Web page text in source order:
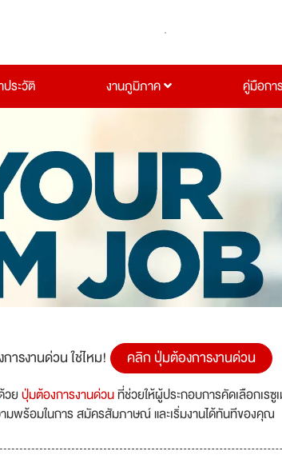
ระวัติ งานภูมิภาค คู่มือกา
ารงานด่วน ใช่ไหม! คลิก ปุ่มต้องการงานด่วน
วยปุ่มต้องการงานด่วนที่ช่วยให้ผู้ประกอบการคัดเลือกเร
มพร้อมในการ สมัครสัมภาษณ์ และเริ่มงานได้ทันทีของคุณ